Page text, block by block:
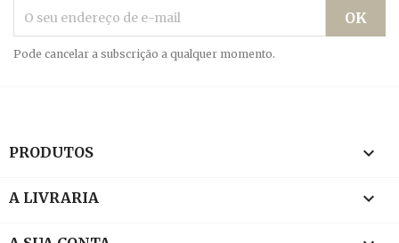
Pode cancelar a subscrição a qualquer momento.
PRODUTOS 
A LIVRARIA 